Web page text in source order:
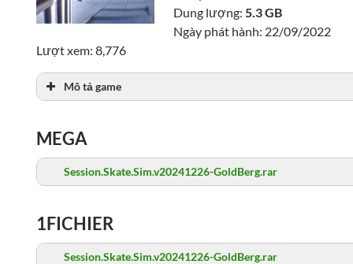
Dung lượng:5.3 GB
Ngày phát hành: 22/09/2022
Lượt xem: 8,776
Mô tả game
MEGA
Session.Skate.Sim.v20241226-GoldBerg.rar
1FICHIER
Session.Skate.Sim.v20241226-GoldBerg.rar